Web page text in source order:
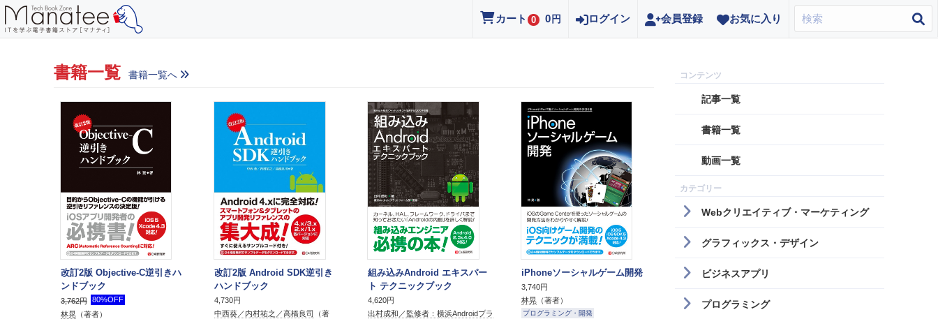
カート 0 0 円 ログイン 会員登録 お気に入り
書籍一覧 書籍一覧へ
改訂2版 Objective-C逆引きハ
ンドブック
3,762円 80%OFF
林晃 （著者）
改訂2版 Android SDK逆引き
ハンドブック
4,730円
中西葵／内村祐之／高橋良司
（著
組み込みAndroid エキスパー
ト テクニックブック
4,620円
出村成和／監修者：横浜Androidプラ
iPhoneソーシャルゲーム開発
3,740円
林晃 （著者）
プログラミング・開発
記事一覧
書籍一覧
動画一覧
Webクリエイティブ・マーケティング
グラフィックス・デザイン
ビジネスアプリ
プログラミング